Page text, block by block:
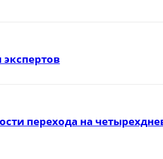
перехода на